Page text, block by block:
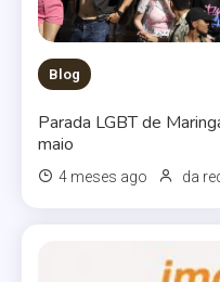
Blog
Parada LGBT de
maio
4 meses ago da